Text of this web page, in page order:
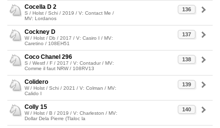
136
Cocella D 2
S / Holst / Schi / 2019 / V: Contact Me /
MV: Lordanos
137
Cockney D
W / Holst / Db / 2017 / V: Casiro I / MV:
Caretino / 108EH51
138
Coco Chanel 296
S / Westf / F / 2017 / V: Contadur / MV:
Comme il faut NRW / 108RV13
139
Colidero
W / Holst / Schi / 2021 / V: Colman / MV:
Calido I
140
Colly 15
W / Holst / B / 2019 / V: Charleston / MV:
Dollar Dela Pierre (Tlaloc la